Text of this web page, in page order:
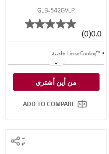
Inverter
GLB-542GVLP
0.0
(0)
™LinearCooling خاصية
تدفق متعدد للهواء
من أين أشتري
ADD TO COMPARE